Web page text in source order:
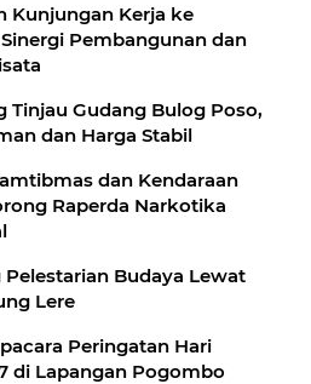
Kunjungan Kerja ke
Pembangunan dan
Tinjau Gudang Bulog Poso,
dan Harga Stabil
dan Kendaraan
Raperda Narkotika
Budaya Lewat
Lere
Peringatan Hari
di Lapangan Pogombo